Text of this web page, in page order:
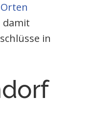
damit
in